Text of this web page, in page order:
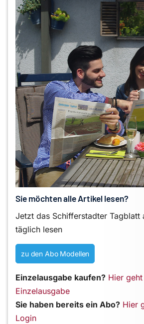
Sie möchten alle Artikel lesen?
Jetzt das Schifferstadter Tagblatt
täglich lesen
zu den Abo Modellen
Einzelausgabe kaufen? Hier
Einzelausgabe
Sie haben bereits ein Abo? Hier
Login